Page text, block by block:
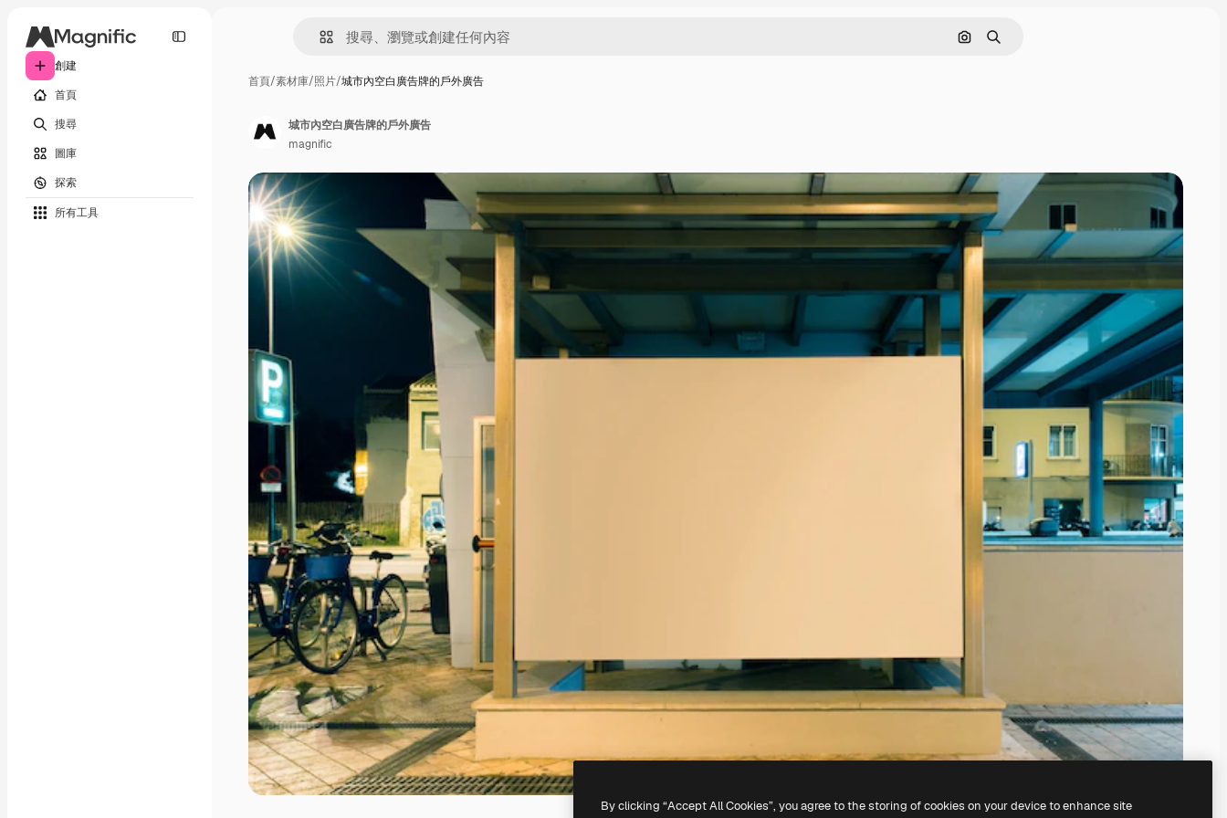
創建
首頁
搜尋
圖庫
探索
所有工具
通過圖像搜索
搜尋
首頁/素材庫/照片/城市內空白廣告牌的戶外廣告
城市內空白廣告牌的戶外廣告
magnific
By clicking “Accept All Cookies”, you agree to the storing of cookies on your device to enhance site